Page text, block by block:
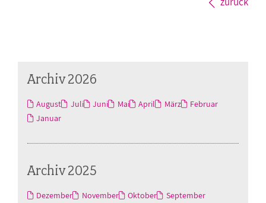
Archiv 2026
August Juli Juni Mai April März
Februar
Januar
Archiv 2025
Dezember November Oktober
September